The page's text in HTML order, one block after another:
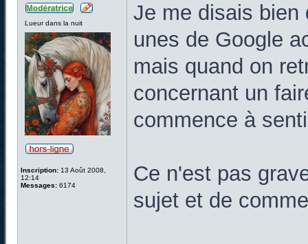
Lueur dans la nuit
Inscription: 13 Août 2008,
12:14
Messages: 6174
Je me disais bien
unes de Google
mais quand on
concernant un
commence à
Ce n'est pas
sujet et de